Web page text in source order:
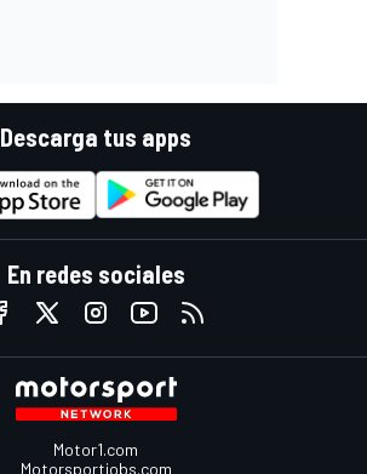
Descarga tus apps
En redes sociales
Motor1.com
Motorsportjobs.com